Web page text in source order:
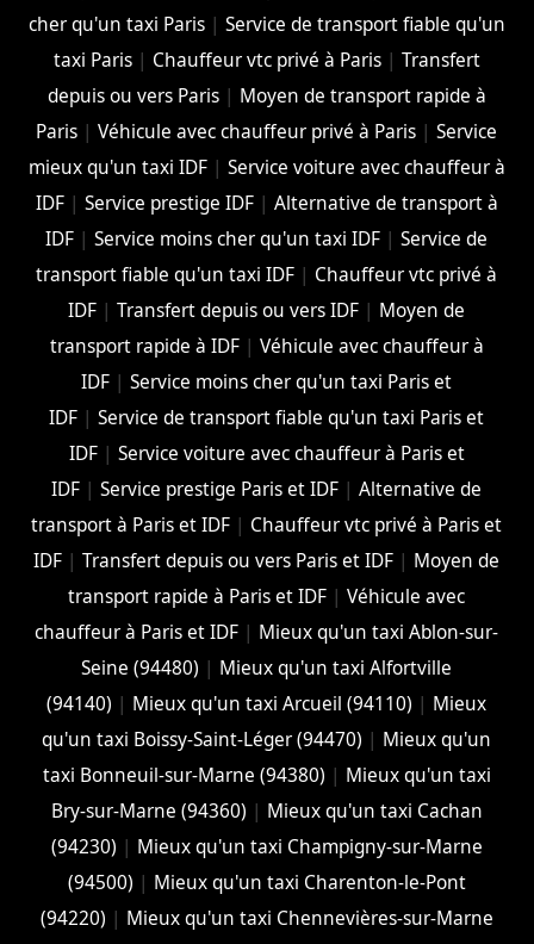
cher qu'un taxi Paris| Service de transport fiable qu'un
taxi Paris| Chauffeur vtc privé à Paris| Transfert
depuis ou vers Paris| Moyen de transport rapide à
Paris |Véhicule avec chauffeur privé à Paris |Service
mieux qu'un taxi IDF| Service voiture avec chauffeur à
IDF| Service prestige IDF| Alternative de transport à
IDF |Service moins cher qu'un taxi IDF |Service de
transport fiable qu'un taxi IDF | Chauffeur vtc privé à
IDF |Transfert depuis ou vers IDF | Moyen de
transport rapide à IDF| Véhicule avec chauffeur à
IDF |Service moins cher qu'un taxi Paris et
IDF |Service de transport fiable qu'un taxi Paris et
IDF| Service voiture avec chauffeur à Paris et
IDF |Service prestige Paris et IDF |Alternative de
transport à Paris et IDF | Chauffeur vtc privé à Paris et
IDF |Transfert depuis ou vers Paris et IDF | Moyen de
transport rapide à Paris et IDF |Véhicule avec
chauffeur à Paris et IDF | Mieux qu'un taxi Ablon-sur-
Seine (94480) | Mieux qu'un taxi Alfortville
(94140) | Mieux qu'un taxi Arcueil (94110) | Mieux
qu'un taxi Boissy-Saint-Léger (94470) | Mieux qu'un
taxi Bonneuil-sur-Marne (94380) | Mieux qu'un taxi
Bry-sur-Marne (94360) | Mieux qu'un taxi Cachan
(94230) | Mieux qu'un taxi Champigny-sur-Marne
(94500) | Mieux qu'un taxi Charenton-le-Pont
(94220) | Mieux qu'un taxi Chennevières-sur-Marne